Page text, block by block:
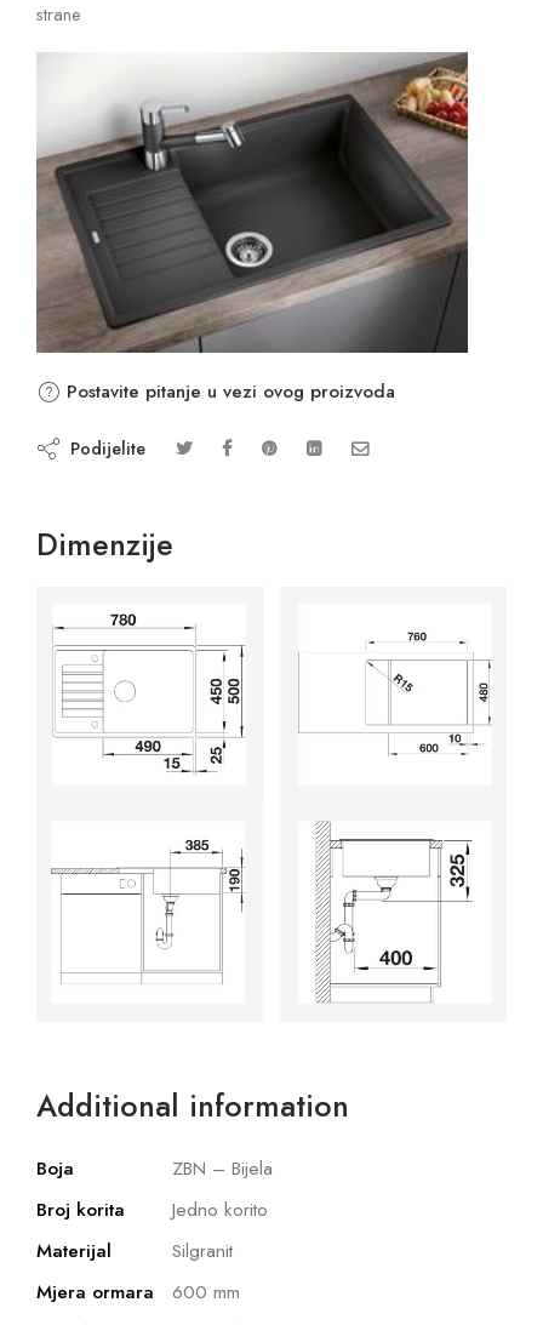
strane
Postavite pitanje u vezi ovog proizvoda
Podijelite
Dimenzije
Additional information
Boja
ZBN – Bijela
Broj korita
Jedno korito
Materijal
Silgranit
Mjera ormara
600 mm